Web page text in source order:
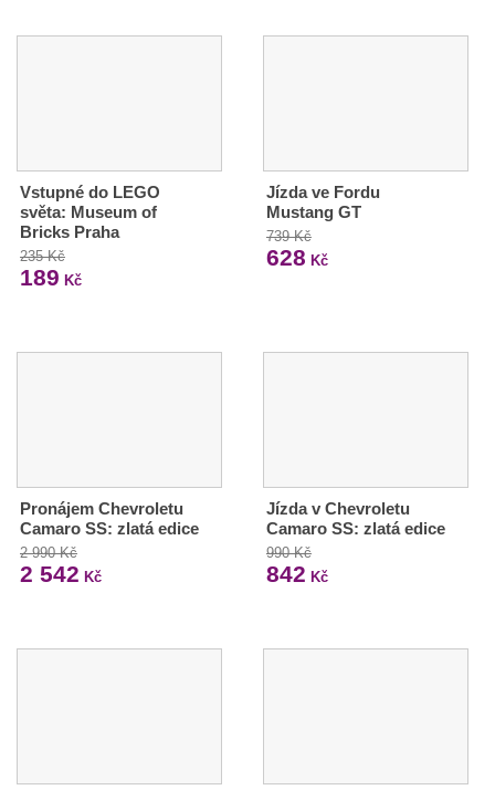
Vstupné do LEGO
světa: Museum of
Bricks Praha
235 Kč
189 Kč
Jízda ve Fordu
Mustang GT
739 Kč
628 Kč
Pronájem Chevroletu
Camaro SS: zlatá edice
2 990 Kč
2 542 Kč
Jízda v Chevroletu
Camaro SS: zlatá edice
990 Kč
842 Kč